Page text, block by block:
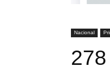
Nacional